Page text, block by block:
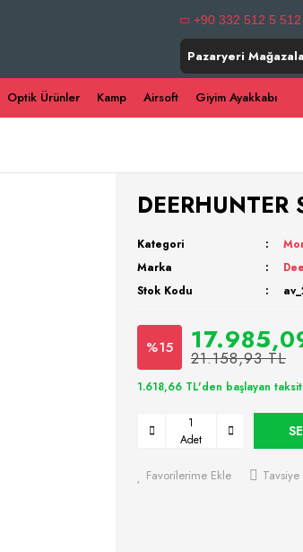
+90 332 512 5 512
Pazaryeri
Optik Ürünler Kamp Airsoft Giyim Ayakkabı
Kategori
Marka
Stok Kodu
%15 21.158,93 TL
1.618,66 TL'den başlayan
Adet
Favorilerime Ekle Tavsiye